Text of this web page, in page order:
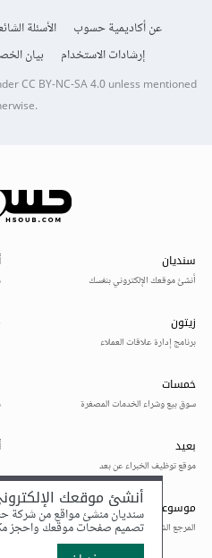
عن أكاديمية حسوب الأسئلة
إرشادات الاستخدام
بيان
CC BY-NC-SA 4.0unless mentioned